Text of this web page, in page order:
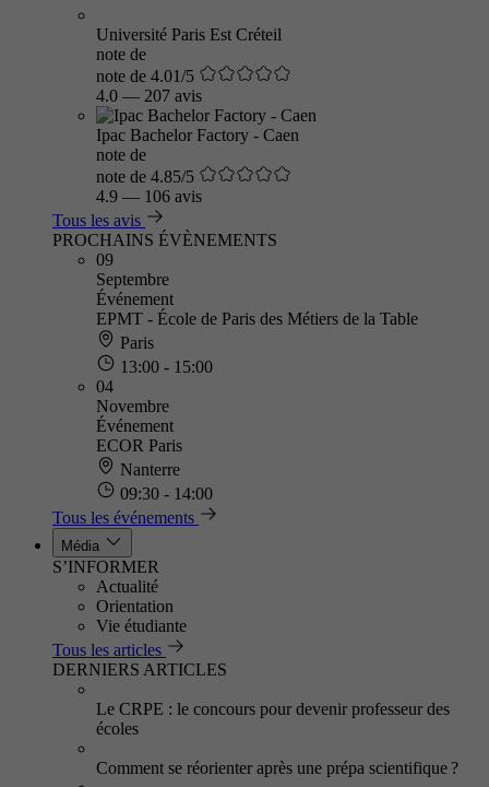
Université Paris Est Créteil
note de
note de 4.01/5
4.0 — 207 avis
Ipac Bachelor Factory - Caen
note de
note de 4.85/5
4.9 — 106 avis
Tous les avis
PROCHAINS ÉVÈNEMENTS
09
Septembre
Événement
EPMT - École de Paris des Métiers de la Table
Paris
13:00 - 15:00
04
Novembre
Événement
ECOR Paris
Nanterre
09:30 - 14:00
Tous les événements
Média
S’INFORMER
Actualité
Orientation
Vie étudiante
Tous les articles
DERNIERS ARTICLES
Le CRPE : le concours pour devenir professeur des
écoles
Comment se réorienter après une prépa scientifique ?